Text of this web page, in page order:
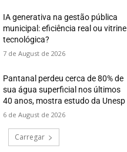
IA generativa na gestão pública
municipal: eficiência real ou vitrine
tecnológica?
7 de August de 2026
Pantanal perdeu cerca de 80% de
sua água superficial nos últimos
40 anos, mostra estudo da Unesp
6 de August de 2026
Carregar